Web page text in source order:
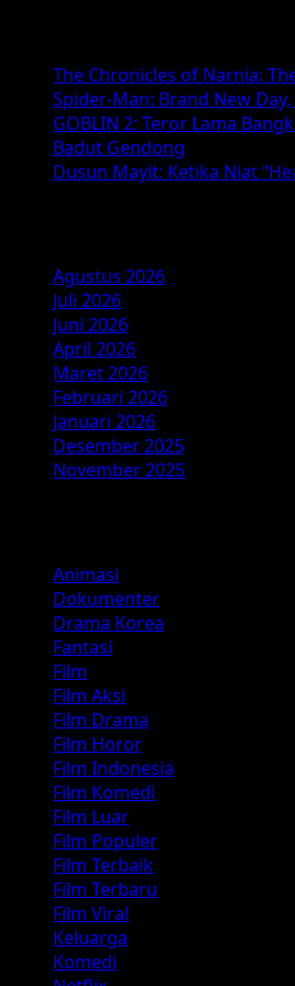
Kembalinya
Horor
yang
Menghantui
di
The Chronicles of Narnia:
Spider-Man: Brand New
GOBLIN 2: Teror Lama
Badut Gendong
Dusun Mayit: Ketika Niat
Agustus 2026
Juli 2026
Juni 2026
April 2026
Maret 2026
Februari 2026
Januari 2026
Desember 2025
November 2025
Animasi
Dokumenter
Drama Korea
Fantasi
Film
Film Aksi
Film Drama
Film Horor
Film Indonesia
Film Komedi
Film Luar
Film Populer
Film Terbaik
Film Terbaru
Film Viral
Keluarga
Komedi